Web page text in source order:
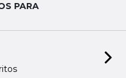
PARA